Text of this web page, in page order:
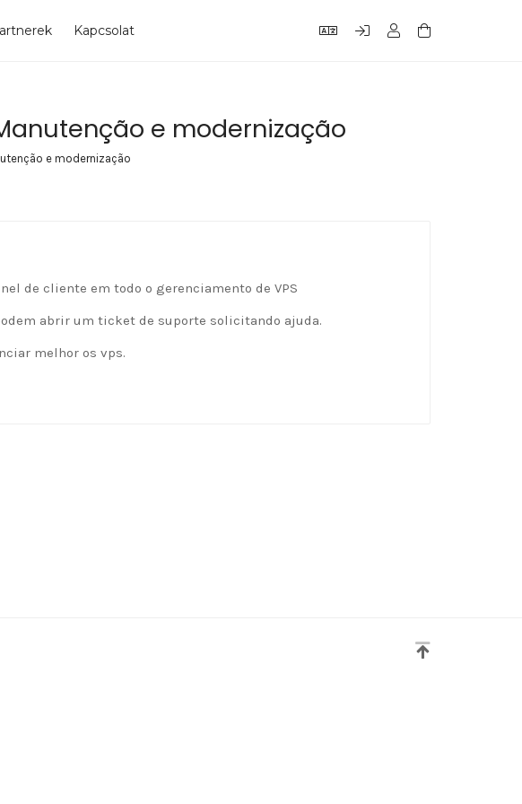
Kapcsolat
e modernização
e modernização
de cliente em todo o gerenciamento de VPS
abrir um ticket de suporte solicitando ajuda.
melhor os vps.